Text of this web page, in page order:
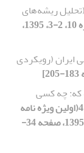
(تحلیل ریشه‌های
[دوره 10، 2-3، 1395،
ایران (رویکردی
که: چه کسی
[دوره 10، 4(اولین ویژه نامه
فرهنگ دانشگاهی و نهادینه شدن گفتمان علم)، 1395، صفحه 34-